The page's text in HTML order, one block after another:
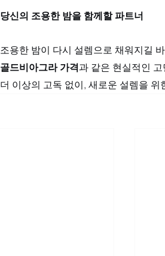
당신의 조용한 밤을 함께할 파트너
조용한 밤이 다시 설렘으로 채워지길
골드비아그라 가격과 같은 현실적인
더 이상의 고독 없이, 새로운 설렘을